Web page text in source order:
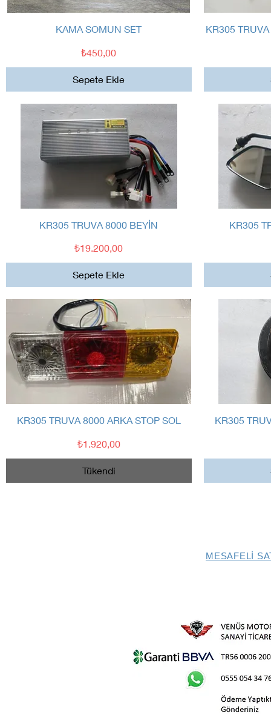
Hızlı Bakış
KAMA SOMUN SET
Fiyat
₺450,00
Sepete Ekle
KR305
Hızlı Bakış
KR305 TRUVA 8000 BEYİN
Fiyat
₺19.200,00
Sepete Ekle
KR305
Hızlı Bakış
KR305 TRUVA 8000 ARKA STOP SOL
Fiyat
₺1.920,00
Tükendi
KR305
MESAFELİ